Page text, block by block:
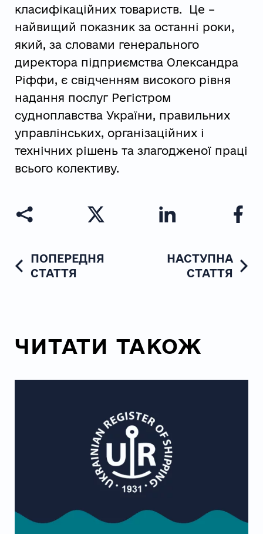
класифікаційних товариств. Це –
найвищий показник за останні роки,
який, за словами генерального
директора підприємства Олександра
Ріффи, є свідченням високого рівня
надання послуг Регістром
судноплавства України, правильних
управлінських, організаційних і
технічних рішень та злагодженої праці
всього колективу.
ПОПЕРЕДНЯ
СТАТТЯ
НАСТУПНА
СТАТТЯ
ЧИТАТИ ТАКОЖ